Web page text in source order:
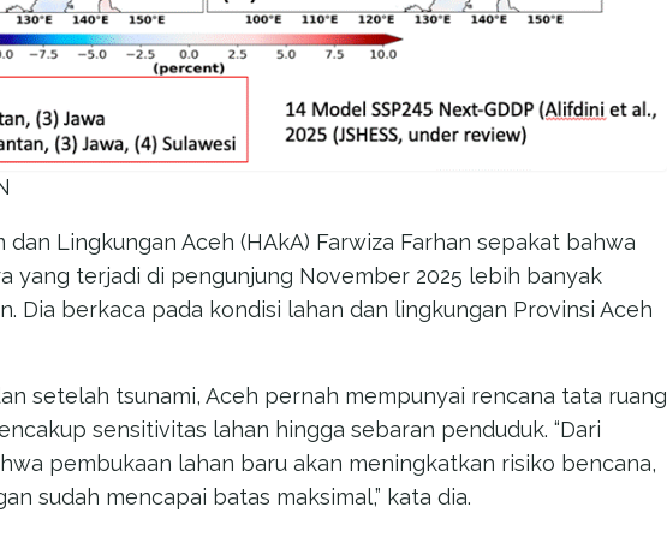
dan Lingkungan Aceh (HAkA) Farwiza Farhan sepakat bahwa
yang terjadi di pengunjung November 2025 lebih banyak
Dia berkaca pada kondisi lahan dan lingkungan Provinsi Aceh
setelah tsunami, Aceh pernah mempunyai rencana tata ruang
sensitivitas lahan hingga sebaran penduduk. “Dari
pembukaan lahan baru akan meningkatkan risiko bencana,
sudah mencapai batas maksimal,” kata dia.